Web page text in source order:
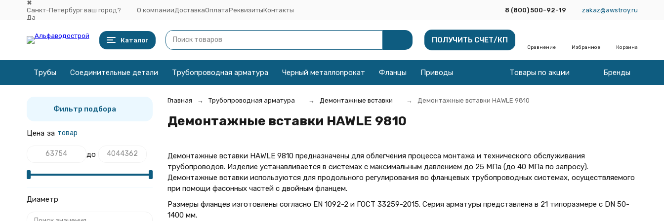
✖
Санкт-Петербург ваш город?
Да
О компании ДоставкаОплатаРеквизитыКонтакты 8 (800) 500-92-19 zakaz@awstroy.ru
Каталог ПОЛУЧИТЬ СЧЕТ/КП
Сравнение Избранное Корзина
Трубы Соединительные детали Трубопроводная арматура Черный металлопрокат Фланцы Приводы Товары по акции Бренды
Главная Трубопроводная арматура Демонтажные вставки Демонтажные вставки HAWLE 9810
Демонтажные вставки HAWLE 9810
Демонтажные вставки HAWLE 9810 предназначены для облегчения процесса монтажа и технического обслуживания
трубопроводов. Изделие устанавливается в системах с максимальным давлением до 25 МПа (до 40 МПа по запросу).
Демонтажные вставки используются для продольного регулирования во фланцевых трубопроводных системах, осуществляемого
при помощи фасонных частей с двойным фланцем.
Размеры фланцев изготовлены согласно EN 1092-2 и ГОСТ 33259-2015. Серия арматуры представлена в 21 типоразмере с DN 50-
1400 мм.
Фильтр подбора
Цена за товар
до
Диаметр